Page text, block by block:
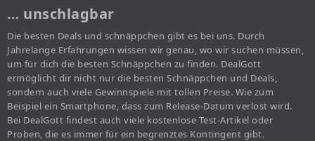
… unschlagbar
Die besten Deals und schnäppchen gibt es bei uns. Durch
Jahrelange Erfahrungen wissen wir genau, wo wir suchen müssen,
um für dich die besten Schnäppchen zu finden. DealGott
ermöglicht dir nicht nur die besten Schnäppchen und Deals,
sondern auch viele Gewinnspiele mit tollen Preise. Wie zum
Beispiel ein Smartphone, dass zum Release-Datum verlost wird.
Bei DealGott findest auch viele kostenlose Test-Artikel oder
Proben, die es immer für ein begrenztes Kontingent gibt.